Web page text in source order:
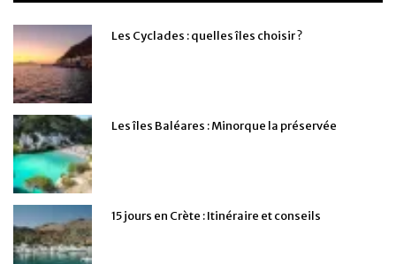
Les Cyclades : quelles îles choisir ?
Les îles Baléares : Minorque la préservée
15 jours en Crète : Itinéraire et conseils